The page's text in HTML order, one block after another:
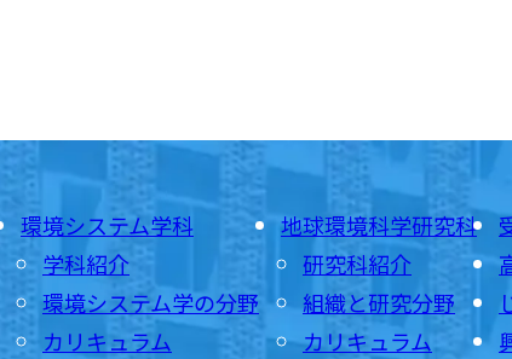
環境システム学科
学科紹介
環境システム学の分野
カリキュラム
地球環境科学研究科
研究科紹介
組織と研究分野
カリキュラム